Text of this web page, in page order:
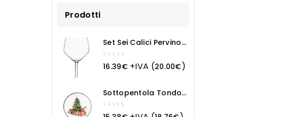
Prodotti
Set Sei Calici Pervino
Cl 53
out
16.39€+IVA (20.00€)
Sottopentola Tondo
In Ceramica Natale